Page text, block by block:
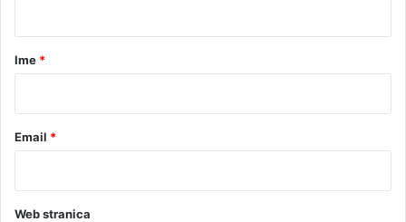
rIme *
Email *
Web stranica